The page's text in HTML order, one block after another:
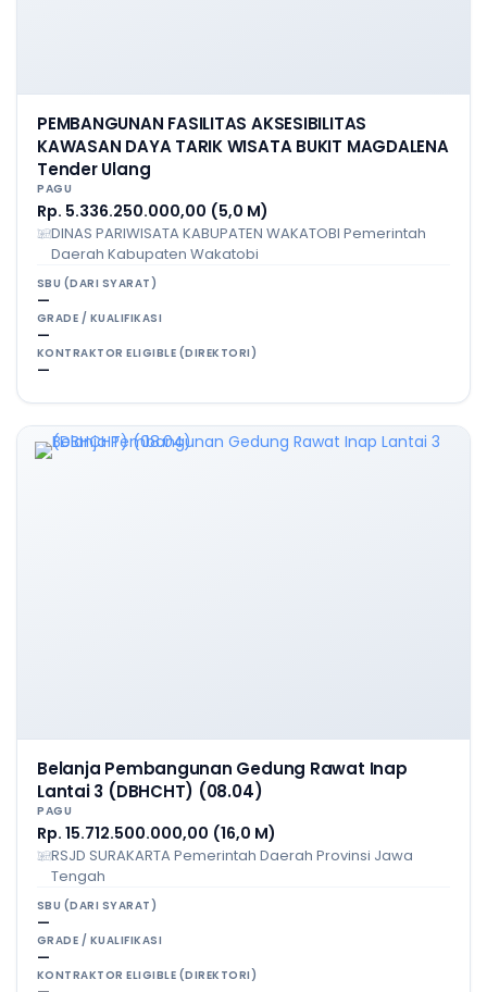
PEMBANGUNAN FASILITAS AKSESIBILITAS
KAWASAN DAYA TARIK WISATA BUKIT MAGDALENA
Tender Ulang
PAGU
Rp. 5.336.250.000,00 (5,0 M)
DINAS PARIWISATA KABUPATEN WAKATOBI Pemerintah
Daerah Kabupaten Wakatobi
SBU (DARI SYARAT)
—
GRADE / KUALIFIKASI
—
KONTRAKTOR ELIGIBLE (DIREKTORI)
—
Belanja Pembangunan Gedung Rawat Inap
Lantai 3 (DBHCHT) (08.04)
PAGU
Rp. 15.712.500.000,00 (16,0 M)
RSJD SURAKARTA Pemerintah Daerah Provinsi Jawa
Tengah
SBU (DARI SYARAT)
—
GRADE / KUALIFIKASI
—
KONTRAKTOR ELIGIBLE (DIREKTORI)